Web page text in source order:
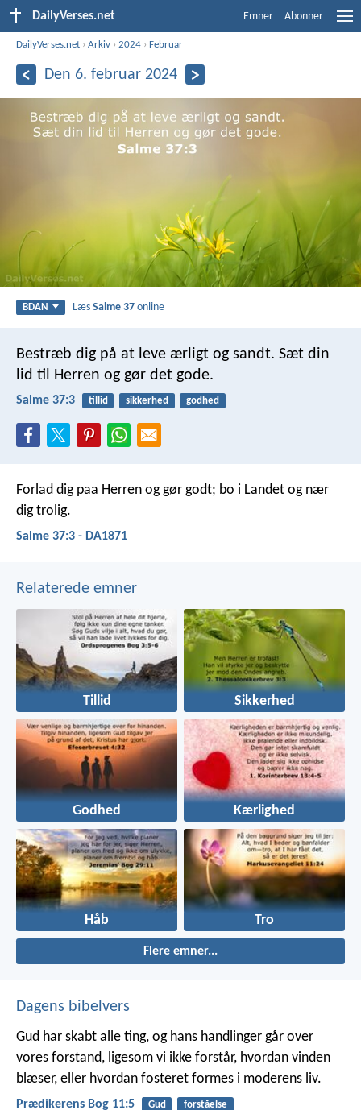
DailyVerses.net Emner Abonner
DailyVerses.net ›Arkiv ›2024 ›Februar
Den 6. februar 2024
BDAN LæsSalme 37 online
Bestræb dig på at leve ærligt og sandt. Sæt din
lid til Herren og gør det gode.
Salme 37:3 tillid sikkerhed godhed
Forlad dig paa Herren og gør godt; bo i Landet og nær
dig trolig.
Salme 37:3 - DA1871
Relaterede emner
Tillid Sikkerhed
Godhed Kærlighed
Håb Tro
Flere emner...
Dagens bibelvers
Gud har skabt alle ting, og hans handlinger går over
vores forstand, ligesom vi ikke forstår, hvordan vinden
blæser, eller hvordan fosteret formes i moderens liv.
Prædikerens Bog 11:5 Gud forståelse